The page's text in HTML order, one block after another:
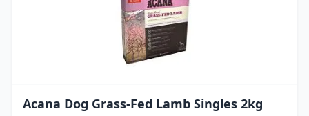
Acana Dog Grass-Fed Lamb Singles 2kg